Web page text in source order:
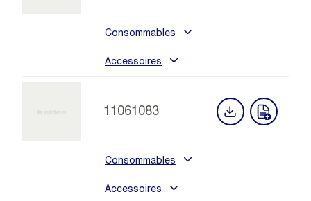
Consommables
Accessoires
11061083
Consommables
Accessoires